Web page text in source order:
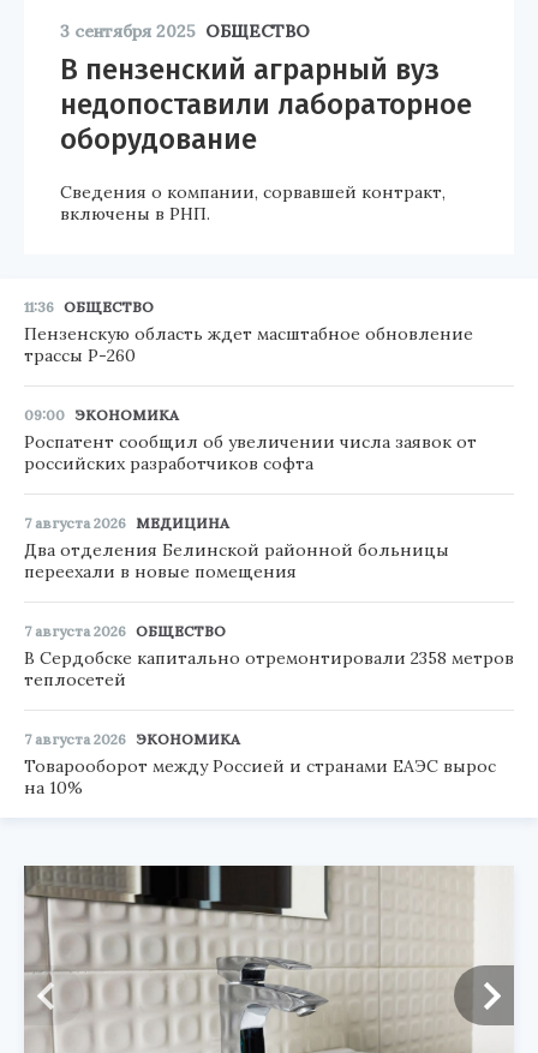
3 сентября 2025 ОБЩЕСТВО
В пензенский аграрный вуз
недопоставили лабораторное
оборудование
Сведения о компании, сорвавшей контракт,
включены в РНП.
11:36 ОБЩЕСТВО
Пензенскую область ждет масштабное обновление
трассы Р-260
09:00 ЭКОНОМИКА
Роспатент сообщил об увеличении числа заявок от
российских разработчиков софта
7 августа 2026 МЕДИЦИНА
Два отделения Белинской районной больницы
переехали в новые помещения
7 августа 2026 ОБЩЕСТВО
В Сердобске капитально отремонтировали 2358 метров
теплосетей
7 августа 2026 ЭКОНОМИКА
Товарооборот между Россией и странами ЕАЭС вырос
на 10%